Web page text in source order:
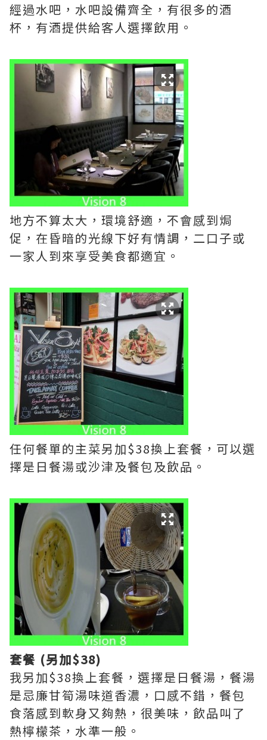
經過水吧，水吧設備齊全，有很多的酒
杯，有酒提供給客人選擇飲用。
地方不算太大，環境舒適，不會感到焗
促，在昏暗的光線下好有情調，二口子或
一家人到來享受美食都適宜。
任何餐單的主菜另加$38換上套餐，可以選
擇是日餐湯或沙津及餐包及飲品。
套餐 (另加$38)
我另加$38換上套餐，選擇是日餐湯，餐湯
是忌廉甘筍湯味道香濃，口感不錯，餐包
食落感到軟身又夠熱，很美味，飲品叫了
熱檸檬茶，水準一般。